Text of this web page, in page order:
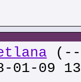
09